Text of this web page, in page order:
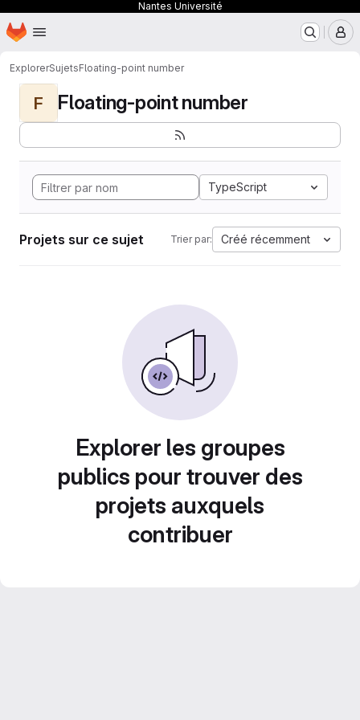
Nantes Université
Passer au contenu principal
Page d'accueil
ExplorerSujetsFloating-point number
F Floating-point number
TypeScript
Projets sur ce sujet Trier par: Créé récemment
Explorer les groupes
publics pour trouver des
projets auxquels
contribuer